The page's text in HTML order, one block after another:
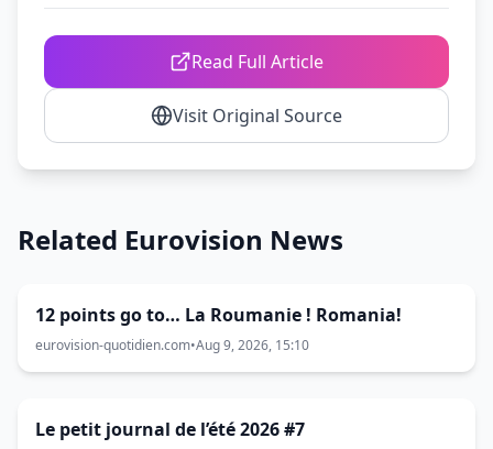
Read Full Article
Visit Original Source
Related Eurovision News
12 points go to… La Roumanie ! Romania!
eurovision-quotidien.com•Aug 9, 2026, 15:10
Le petit journal de l’été 2026 #7